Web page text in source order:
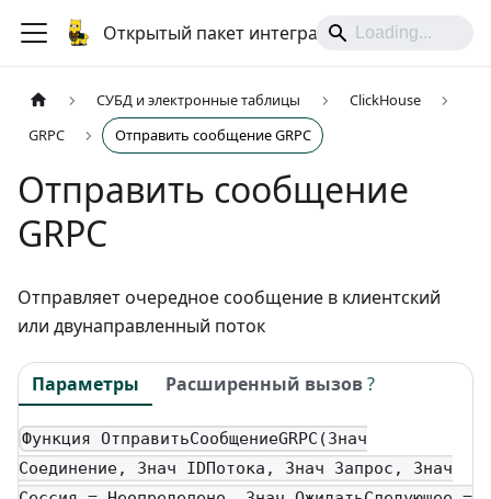
Открытый пакет интеграций
СУБД и электронные таблицы
ClickHouse
GRPC
Отправить сообщение GRPC
Отправить сообщение
GRPC
Отправляет очередное сообщение в клиентский
или двунаправленный поток
Параметры Расширенный вызов?
Функция ОтправитьСообщениеGRPC(Знач
Соединение, Знач IDПотока, Знач Запрос, Знач